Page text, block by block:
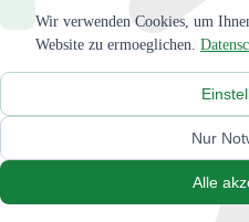
Wir verwenden Cookies, um
Website zu ermoeglichen.
Nur
Alle